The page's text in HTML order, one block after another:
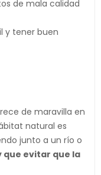
de mala calidad
y tener buen
de maravilla en
natural es
junto a un río o
que evitar que la